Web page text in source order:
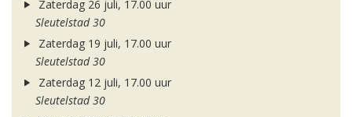
Zaterdag 26 juli, 17.00 uur
Sleutelstad 30
Zaterdag 19 juli, 17.00 uur
Sleutelstad 30
Zaterdag 12 juli, 17.00 uur
Sleutelstad 30